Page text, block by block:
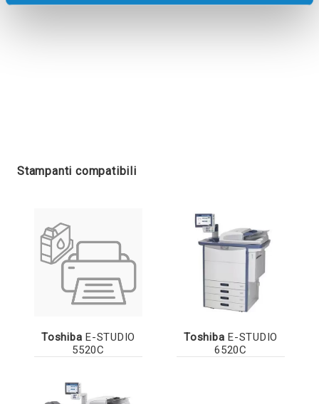
Stampanti compatibili
Toshiba E-STUDIO
5520C
Toshiba E-STUDIO
6520C